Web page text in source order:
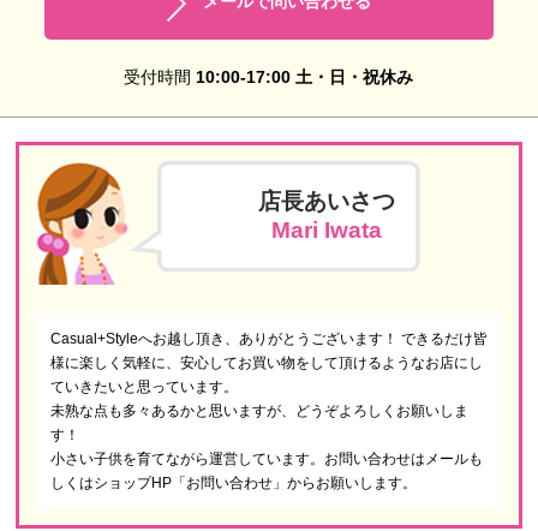
受付時間10:00-17:00 土・日・祝休み
店長あいさつ
Mari Iwata
Casual+Styleへお越し頂き、ありがとうございます！ できるだけ皆
様に楽しく気軽に、安心してお買い物をして頂けるようなお店にし
ていきたいと思っています。
未熟な点も多々あるかと思いますが、どうぞよろしくお願いしま
す！
小さい子供を育てながら運営しています。お問い合わせはメールも
しくはショップHP「お問い合わせ」からお願いします。